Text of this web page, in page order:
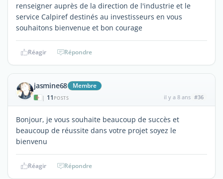
renseigner auprès de la direction de l'industrie et le
service Calpiref destinés au investisseurs en vous
souhaitons bienvenue et bon courage
Réagir Répondre
jasmine68 Membre
| 11 POSTS il y a 8 ans #36
Bonjour, je vous souhaite beaucoup de succès et
beaucoup de réussite dans votre projet soyez le
bienvenu
Réagir Répondre